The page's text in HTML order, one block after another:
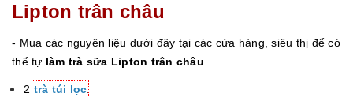
Lipton trân châu
- Mua các nguyên liệu dưới đây tại các cửa hàng, siêu thị để có
thể tự làm trà sữa Lipton trân châu
2trà túi lọc.